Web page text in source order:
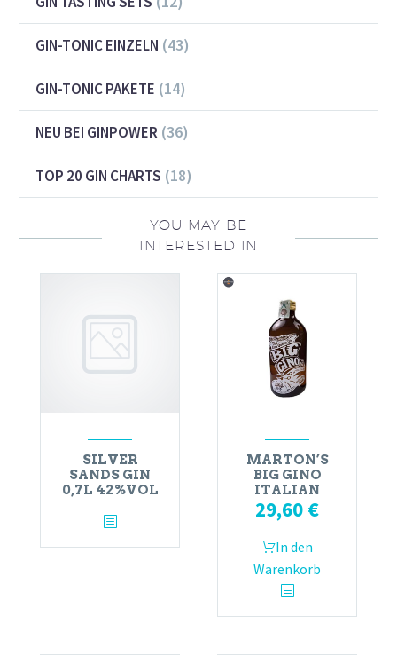
GIN-TONIC EINZELN (43)
GIN-TONIC PAKETE (14)
NEU BEI GINPOWER (36)
TOP 20 GIN CHARTS (18)
YOU MAY BE
INTERESTED IN
SILVER
SANDS GIN
0,7L 42%VOL
MARTON’S
BIG GINO
ITALIAN
29,60 €
In den
Warenkorb